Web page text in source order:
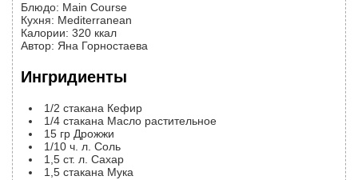
Блюдо: Main Course
Кухня: Mediterranean
Калории: 320 ккал
Автор: Яна Горностаева
Ингридиенты
1/2 стакана Кефир
1/4 стакана Масло растительное
15 гр Дрожжи
1/10 ч. л. Соль
1,5 ст. л. Сахар
1,5 стакана Мука